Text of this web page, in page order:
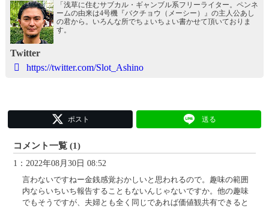
「浅草に住むサブカル・ギャンブル系フリーライター。ペンネ
ームの由来は4号機『バクチョウ（メーシー）』の主人公あし
の君から。いろんな所でちょいちょい書かせて頂いておりま
す。
Twitter
https://twitter.com/Slot_Ashino
ポスト 送る
コメント一覧 (1)
1：2022年08月30日 08:52
言わないですねー金銭感覚おかしいと思われるので。趣味の範囲
内ならいちいち報告することもないんじゃないですか。他の趣味
でもそうですが、夫婦とも全く同じであれば価値観共有できると